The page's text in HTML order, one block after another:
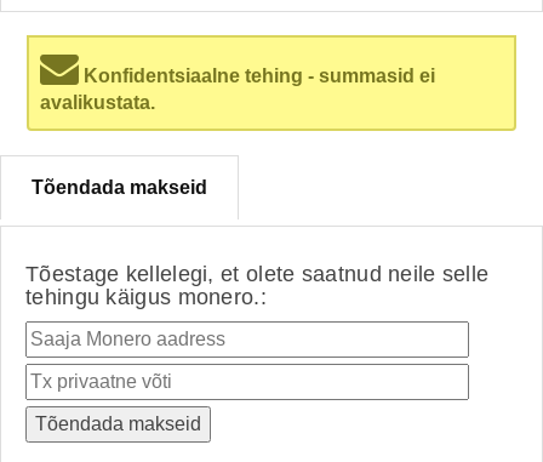
Konfidentsiaalne tehing - summasid ei
avalikustata.
Tõendada makseid
Tõestage kellelegi, et olete saatnud neile selle
tehingu käigus monero.: